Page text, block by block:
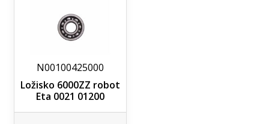
N00100425000
Ložisko 6000ZZ robot
Eta 0021 01200